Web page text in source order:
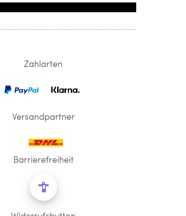
Zahlarten
Versandpartner
Barrierefreiheit